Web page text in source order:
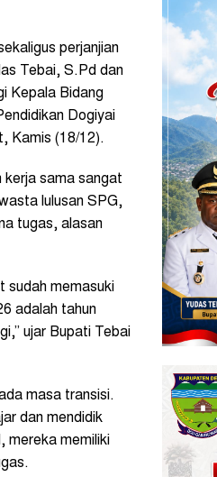
perjanjian
Tebai, S.Pd dan
Kepala Bidang
Dogiyai
Kamis (18/12).
kerja sama sangat
lulusan SPG,
tugas, alasan
sudah memasuki
adalah tahun
ujar Bupati Tebai
masa transisi.
dan mendidik
mereka memiliki